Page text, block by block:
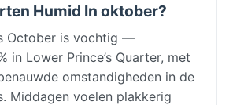
Humid In oktober?
October is vochtig —
in Lower Prince’s Quarter, met
omstandigheden in de
Middagen voelen plakkerig